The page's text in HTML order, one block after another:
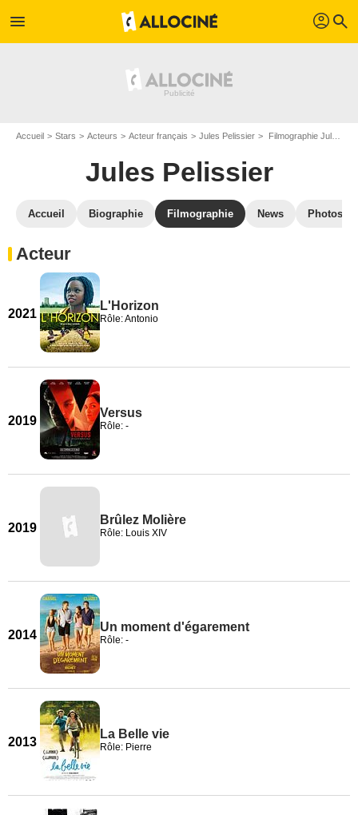
menu profil search
Accueil Stars Acteurs Acteur français Jules Pelissier Filmographie Jules Pelissier
Jules Pelissier
Accueil Biographie Filmographie News Photos
Acteur
2021
L'Horizon
Rôle: Antonio
2019
Versus
Rôle: -
2019
Brûlez Molière
Rôle: Louis XIV
2014
Un moment d'égarement
Rôle: -
2013
La Belle vie
Rôle: Pierre